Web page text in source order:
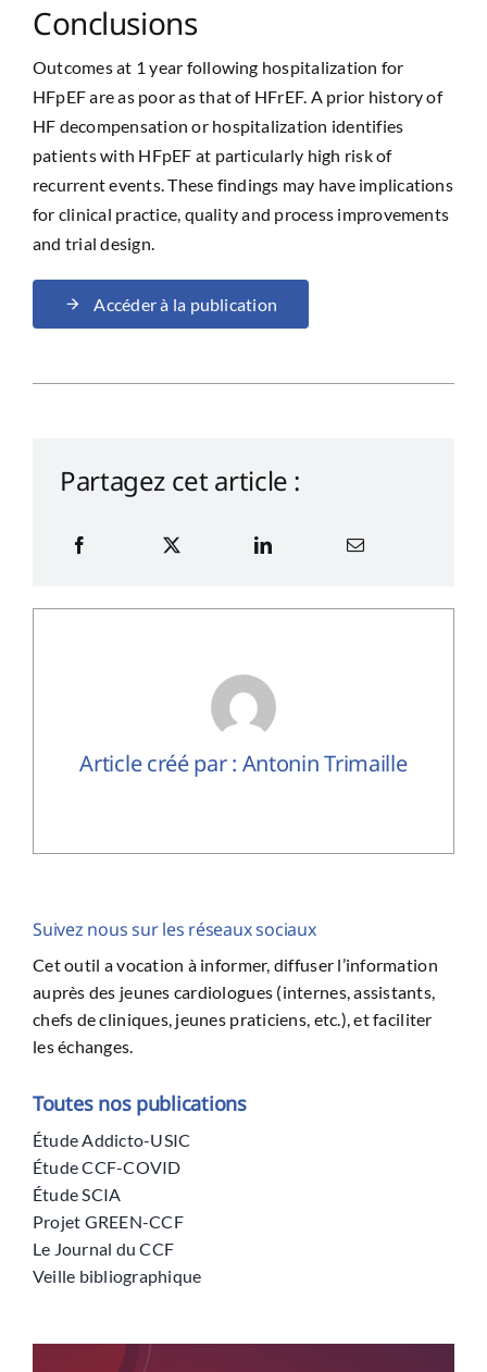
Suivez nous sur les réseaux sociaux
Cet outil a vocation à informer, diffuser l’information
auprès des jeunes cardiologues (internes, assistants,
chefs de cliniques, jeunes praticiens, etc.), et faciliter
les échanges.
Toutes nos publications
Étude Addicto-USIC
Étude CCF-COVID
Étude SCIA
Projet GREEN-CCF
Le Journal du CCF
Veille bibliographique
Conclusions
Outcomes at 1 year following hospitalization for
HFpEF are as poor as that of HFrEF. A prior history of
HF decompensation or hospitalization identifies
patients with HFpEF at particularly high risk of
recurrent events. These findings may have implications
for clinical practice, quality and process improvements
and trial design.
Accéder à la publication
Partagez cet article :
Article créé par : Antonin Trimaille